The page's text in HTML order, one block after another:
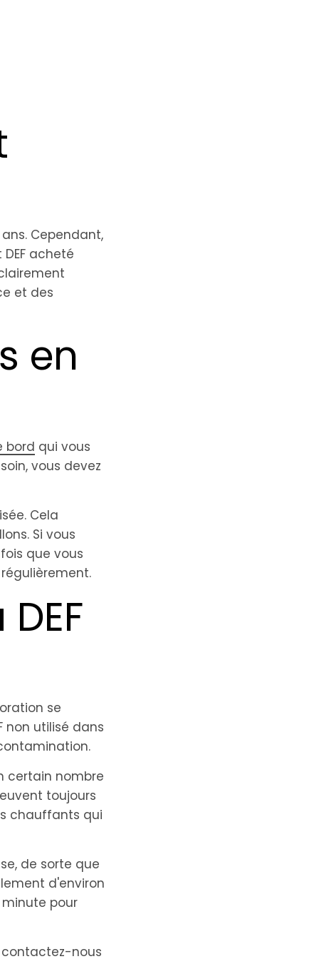
Cependant,
acheté
et des
en
bord qui vous
vous devez
Cela
Si vous
que vous
se
non utilisé dans
certain nombre
toujours
chauffants qui
de sorte que
d'environ
minute pour
contactez-nous